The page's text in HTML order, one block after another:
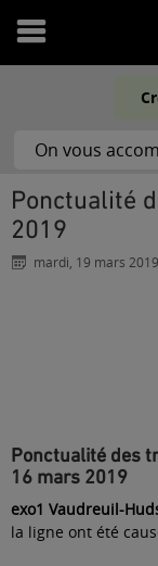
Ouvrir
menu
Ponctualité des trains: du 10 au 16 mars
2019
mardi, 19 mars 2019
Ponctualité des
16 mars 2019
exo1 Vaudreuil-
la ligne ont été